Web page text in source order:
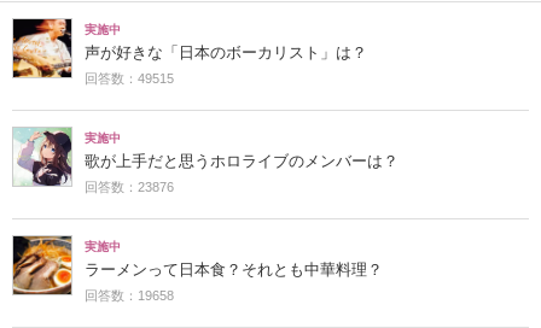
実施中
声が好きな「日本のボーカリスト」は？
回答数：49515
実施中
歌が上手だと思うホロライブのメンバーは？
回答数：23876
実施中
ラーメンって日本食？それとも中華料理？
回答数：19658